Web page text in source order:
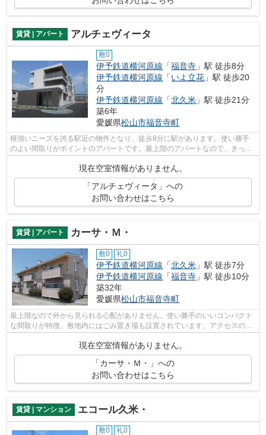
賃貸 | アパート アルチェヴィータ
敷0
伊予鉄道横河原線 「福音寺 」駅 徒歩8分
伊予鉄道横河原線 「いよ立花 」駅 徒歩20
分
伊予鉄道横河原線 「北久米 」駅 徒歩21分
築6年
愛媛県松山市福音寺町
根強いニーズを誇る駅近の物件となり、徒歩8分に駅があります。使い勝手
のよい間取りがポイントのアパートです。最上階のアパートなので、きっと
現在空室情報がありません。
「アルチェヴィータ」への
お問い合わせはこちら
賃貸 | アパート カーサ・Ｍ・
敷0 礼0
伊予鉄道横河原線 「北久米 」駅 徒歩7分
伊予鉄道横河原線 「福音寺 」駅 徒歩10分
築32年
愛媛県松山市福音寺町
最上階なので外から見られる心配がありません。使い勝手のいいコンパクト
な間取りが特徴。敷地内にはごみ置き場も設置されています。アクセスの良
現在空室情報がありません。
「カーサ・Ｍ・」への
お問い合わせはこちら
賃貸 | マンション エコール久米・
敷0 礼0